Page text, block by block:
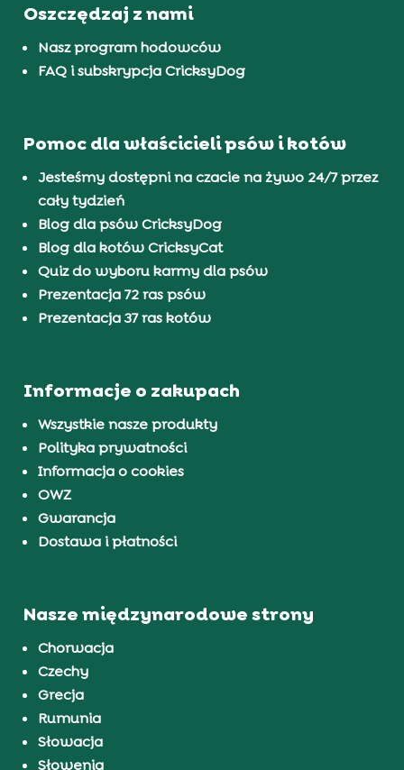
Oszczędzaj z nami
Nasz program hodowców
FAQ i subskrypcja CricksyDog
Pomoc dla właścicieli psów i kotów
Jesteśmy dostępni na czacie na żywo 24/7 przez
cały tydzień
Blog dla psów CricksyDog
Blog dla kotów CricksyCat
Quiz do wyboru karmy dla psów
Prezentacja 72 ras psów
Prezentacja 37 ras kotów
Informacje o zakupach
Wszystkie nasze produkty
Polityka prywatności
Informacja o cookies
OWZ
Gwarancja
Dostawa i płatności
Nasze międzynarodowe strony
Chorwacja
Czechy
Grecja
Rumunia
Słowacja
Słowenia